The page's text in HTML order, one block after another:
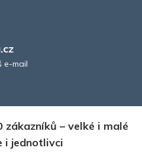
e-mail
zákazníků – velké i malé
i jednotlivci